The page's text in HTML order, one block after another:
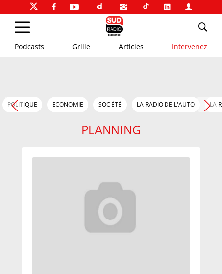
Podcasts Grille Articles Intervenez
POLITIQUE ECONOMIE SOCIÉTÉ LA RADIO DE L'AUTO LA
PLANNING